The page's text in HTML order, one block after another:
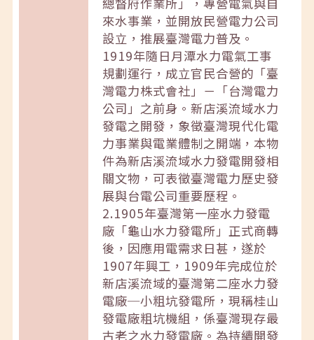
來水事業，並開放民營電力公司
設立，推展臺灣電力普及。
1919年隨日月潭水力電氣工事
規劃運行，成立官民合營的「臺
灣電力株式會社」－「台灣電力
公司」之前身。新店溪流域水力
發電之開發，象徵臺灣現代化電
力事業與電業體制之開端，本物
件為新店溪流域水力發電開發相
關文物，可表徵臺灣電力歷史發
展與台電公司重要歷程。
2.1905年臺灣第一座水力發電
廠「龜山水力發電所」正式商轉
後，因應用電需求日甚，遂於
1907年興工，1909年完成位於
新店溪流域的臺灣第二座水力發
電廠─小粗坑發電所，現稱桂山
發電廠粗坑機組，係臺灣現存最
古老之水力發電廠。為持續開發